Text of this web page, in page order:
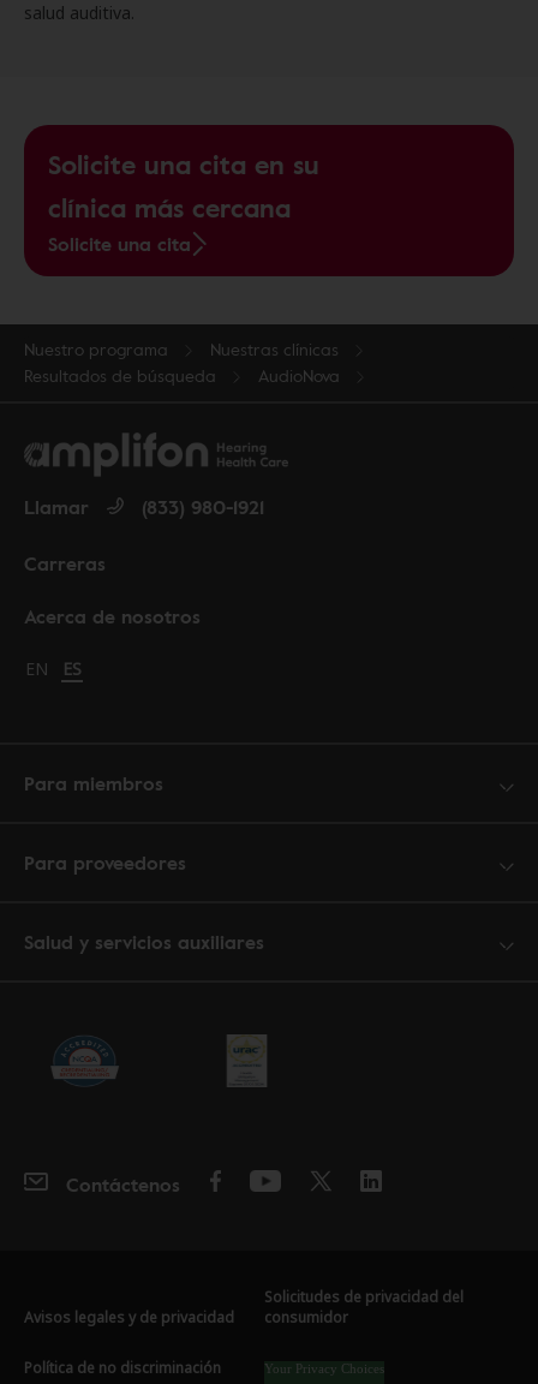
salud auditiva.
Solicite una cita en su
clínica más cercana
Solicite una cita
Nuestro programa
Nuestras clínicas
Resultados de búsqueda
AudioNova
Acerca de nosotros
Carreras
Llamar (833) 980-1921
Change language to English
EN Cambiar idioma a español
ES
Para miembros
Para proveedores
Salud y servicios auxiliares
Contáctenos
Avisos legales y de privacidad
Solicitudes de privacidad del
consumidor
Política de no discriminación Your Privacy Choices